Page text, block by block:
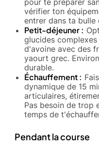
pour te préparer
vérifier ton
entrer dans ta bulle
Petit-déjeuner :
glucides
d'avoine avec des
yaourt grec.
durable.
Échauffement :
dynamique de 15
articulaires,
Pas besoin de trop
temps de
Pendant la course